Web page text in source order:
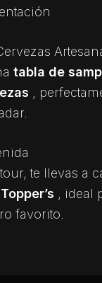
tabla de
,
te llevas a
, ideal
favorito.